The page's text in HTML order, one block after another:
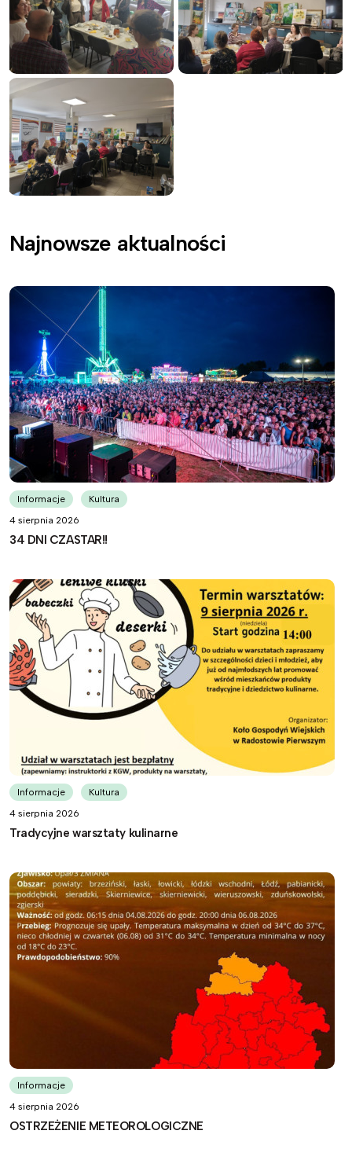
Najnowsze aktualności
Informacje
Kultura
4 sierpnia 2026
34 DNI CZASTAR!!
Informacje
Kultura
4 sierpnia 2026
Tradycyjne warsztaty kulinarne
Informacje
4 sierpnia 2026
OSTRZEŻENIE METEOROLOGICZNE